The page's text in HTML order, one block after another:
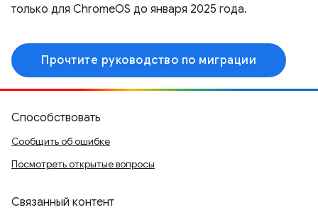
только для ChromeOS до января 2025 года.
Прочтите руководство по миграции
Способствовать
Сообщить об ошибке
Посмотреть открытые вопросы
Связанный контент